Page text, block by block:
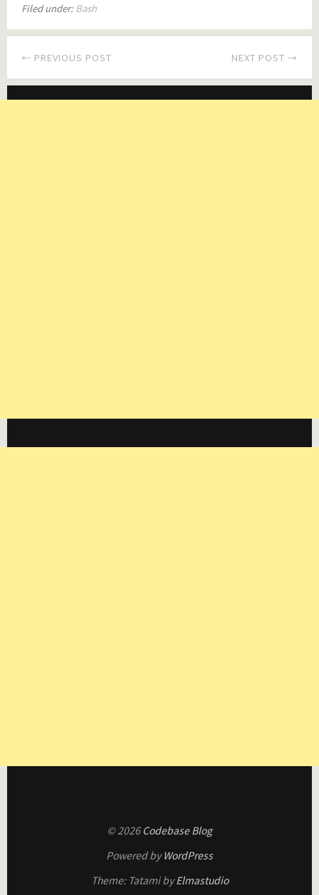
Filed under: Bash
NEXT POST →
← PREVIOUS POST
© 2026 Codebase Blog
Powered byWordPress
Theme: Tatami byElmastudio